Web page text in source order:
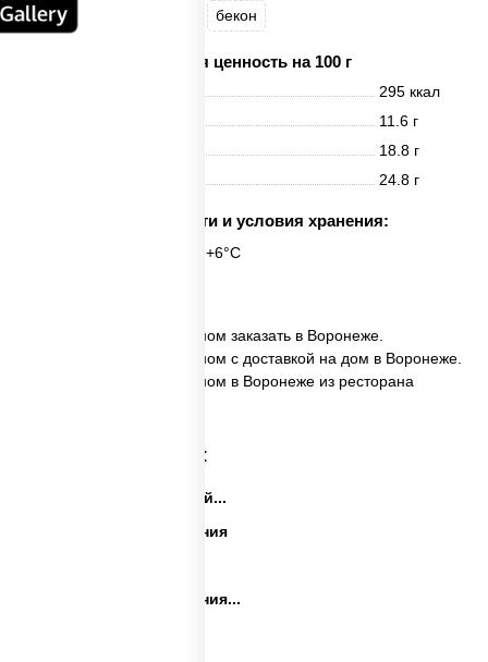
моцарелла для пиццы бекон
Пищевая ценность на 100 г
295 ккал
11.6 г
18.8 г
24.8 г
Срок годности и условия хранения:
6 часов при t° от +2°C до +6°C
✅ Сырные уголки с беконом заказать в Воронеже.
✅ Сырные уголки с беконом с доставкой на дом в Воронеже.
✅ Сырные уголки с беконом в Воронеже из ресторана
Категории товара:
Закуски на праздничный...
Закуски на день рождения
Закуски на день рождения...